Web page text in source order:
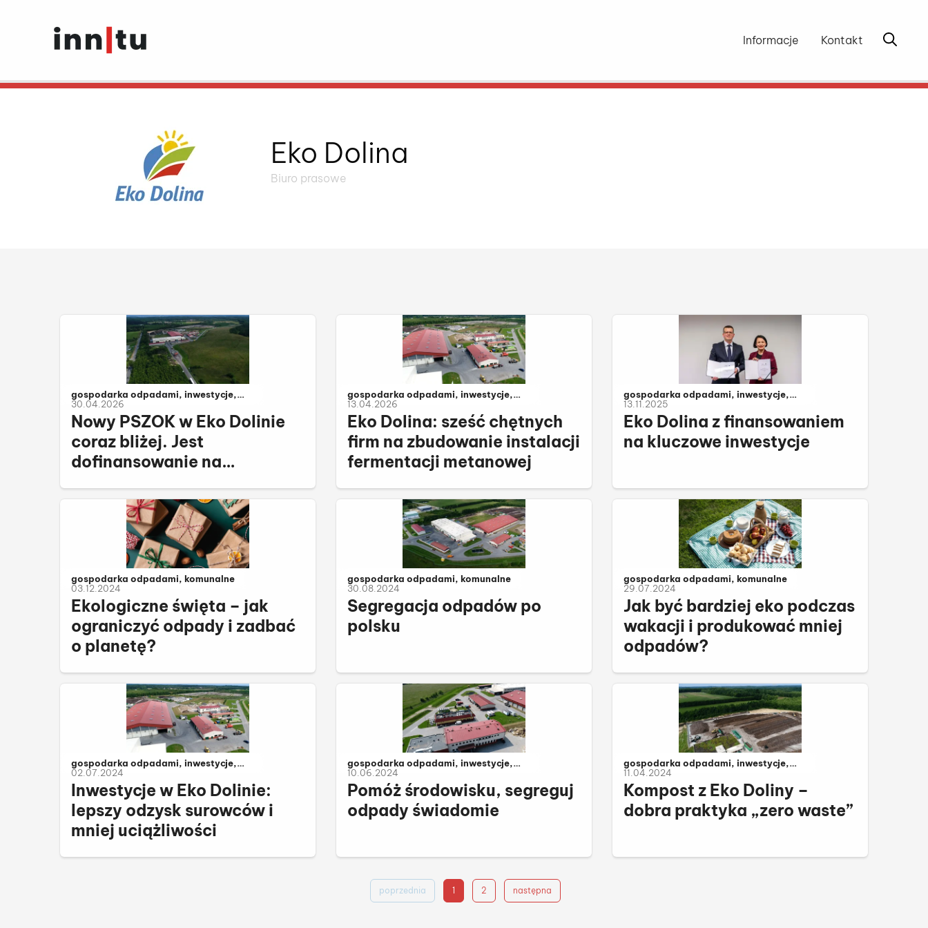
Informacje Kontakt Otwórz
Eko Dolina
Biuro prasowe
Należy do kategorii:
gospodarka odpadami, inwestycje,
komunalne
30.04.2026
Nowy PSZOK w Eko Dolinie
coraz bliżej. Jest
dofinansowanie na
Należy do kategorii:
gospodarka odpadami, inwestycje,
komunalne
13.04.2026
Eko Dolina: sześć chętnych
firm na zbudowanie instalacji
fermentacji metanowej
Należy do kategorii:
gospodarka odpadami, inwestycje,
komunalne
13.11.2025
Eko Dolina z finansowaniem
na kluczowe inwestycje
Należy do kategorii:
gospodarka odpadami, komunalne
03.12.2024
Ekologiczne święta – jak
ograniczyć odpady i zadbać
o planetę?
Należy do kategorii:
gospodarka odpadami, komunalne
30.08.2024
Segregacja odpadów po
polsku
Należy do kategorii:
gospodarka odpadami, komunalne
29.07.2024
Jak być bardziej eko podczas
wakacji i produkować mniej
odpadów?
Należy do kategorii:
gospodarka odpadami, inwestycje,
komunalne
02.07.2024
Inwestycje w Eko Dolinie:
lepszy odzysk surowców i
mniej uciążliwości
Należy do kategorii:
gospodarka odpadami, inwestycje,
komunalne
10.06.2024
Pomóż środowisku, segreguj
odpady świadomie
Należy do kategorii:
gospodarka odpadami, inwestycje,
komunalne
11.04.2024
Kompost z Eko Doliny –
dobra praktyka „zero waste”
poprzednia 1 2 następna